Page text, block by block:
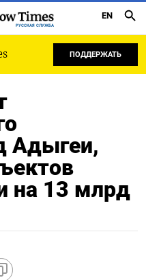
РУССКАЯ СЛУЖБА
EN
ПОДДЕРЖАТЬ
Адыгеи,
на 13 млрд